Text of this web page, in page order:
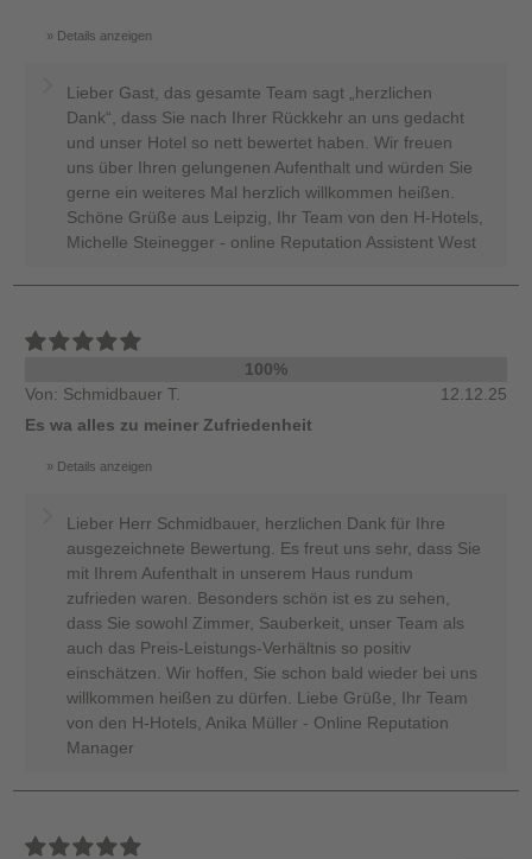
Details anzeigen
Lieber Gast, das gesamte Team sagt „herzlichen
Dank“, dass Sie nach Ihrer Rückkehr an uns gedacht
und unser Hotel so nett bewertet haben. Wir freuen
uns über Ihren gelungenen Aufenthalt und würden Sie
gerne ein weiteres Mal herzlich willkommen heißen.
Schöne Grüße aus Leipzig, Ihr Team von den H-Hotels,
Michelle Steinegger - online Reputation Assistent West
100%
Von: Schmidbauer T.
12.12.25
Es wa alles zu meiner Zufriedenheit
Details anzeigen
Lieber Herr Schmidbauer, herzlichen Dank für Ihre
ausgezeichnete Bewertung. Es freut uns sehr, dass Sie
mit Ihrem Aufenthalt in unserem Haus rundum
zufrieden waren. Besonders schön ist es zu sehen,
dass Sie sowohl Zimmer, Sauberkeit, unser Team als
auch das Preis-Leistungs-Verhältnis so positiv
einschätzen. Wir hoffen, Sie schon bald wieder bei uns
willkommen heißen zu dürfen. Liebe Grüße, Ihr Team
von den H-Hotels, Anika Müller - Online Reputation
Manager